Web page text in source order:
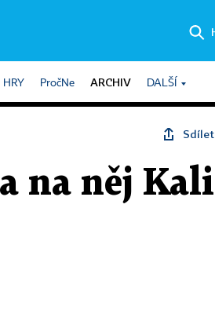
HRY PročNe ARCHIV DALŠÍ
Sdílet
na něj